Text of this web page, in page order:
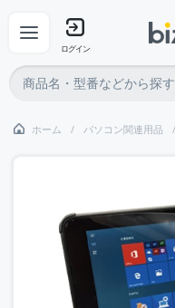
ログイン
ホーム パソコン関連用品